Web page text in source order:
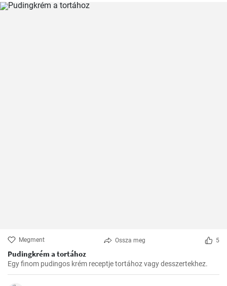
Megment Ossza meg 5
Pudingkrém a tortához
Egy finom pudingos krém receptje tortához vagy desszertekhez.